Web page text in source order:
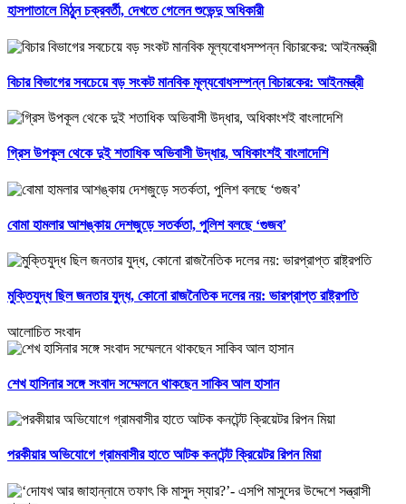
হাসপাতালে মিঠুন চক্রবর্তী, দেখতে গেলেন শুভেন্দু অধিকারী
বিচার বিভাগের সবচেয়ে বড় সংকট মানবিক মূল্যবোধসম্পন্ন বিচারকের: আইনমন্ত্রী
গ্রিস উপকূল থেকে দুই শতাধিক অভিবাসী উদ্ধার, অধিকাংশই বাংলাদেশি
বোমা হামলার আশঙ্কায় দেশজুড়ে সতর্কতা, পুলিশ বলছে ‘গুজব’
মুক্তিযুদ্ধ ছিল জনতার যুদ্ধ, কোনো রাজনৈতিক দলের নয়: ভারপ্রাপ্ত রাষ্ট্রপতি
আলোচিত সংবাদ
শেখ হাসিনার সঙ্গে সংবাদ সম্মেলনে থাকছেন সাকিব আল হাসান
পরকীয়ার অভিযোগে গ্রামবাসীর হাতে আটক কনটেন্ট ক্রিয়েটর রিপন মিয়া